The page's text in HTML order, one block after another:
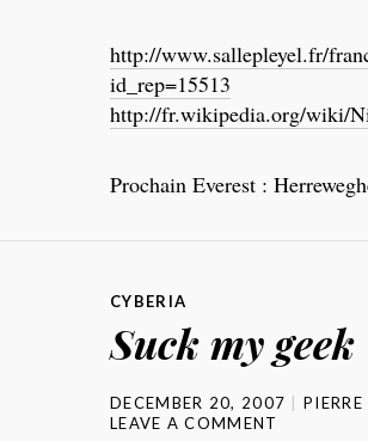
http://www.sallepleyel.fr/
id_rep=15513
http://fr.wikipedia.org/wiki/
Prochain Everest :
CYBERIA
Suck my geek
DECEMBER 20, 2007
PIERRE
LEAVE A COMMENT